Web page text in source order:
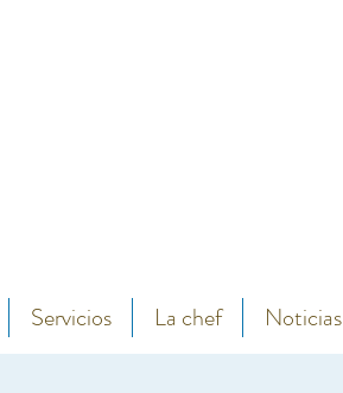
Servicios La chef Noticias